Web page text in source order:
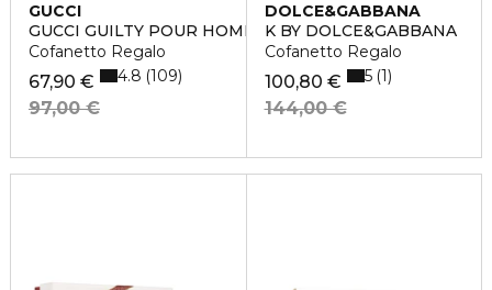
GUCCI
GUCCI GUILTY POUR HOMME
Cofanetto Regalo
67,90 €
97,00 €
4.8 109
DOLCE&GABBANA
K BY DOLCE&GABBANA
Cofanetto Regalo
100,80 €
144,00 €
5 1